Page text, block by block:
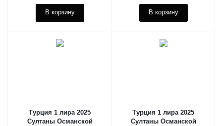
В корзину В корзину
Турция 1 лира 2025
Султаны Османской
Турция 1 лира 2025
Султаны Османской